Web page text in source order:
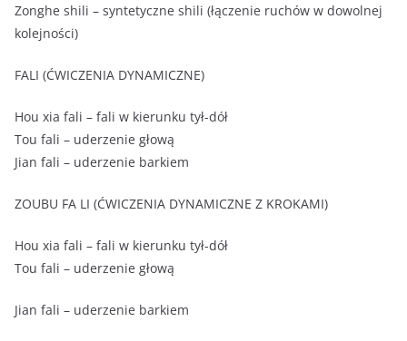
Zonghe shili – syntetyczne shili (łączenie ruchów w dowolnej
kolejności)
FALI (ĆWICZENIA DYNAMICZNE)
Hou xia fali – fali w kierunku tył-dół
Tou fali – uderzenie głową
Jian fali – uderzenie barkiem
ZOUBU FA LI (ĆWICZENIA DYNAMICZNE Z KROKAMI)
Hou xia fali – fali w kierunku tył-dół
Tou fali – uderzenie głową
Jian fali – uderzenie barkiem